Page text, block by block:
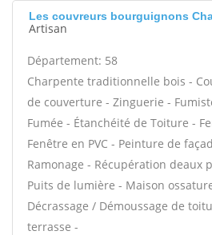
Les couvreurs bourguignons
Artisan
Département: 58
Charpente traditionnelle bois -
de couverture - Zinguerie -
Fumée - Étanchéité de Toiture -
Fenêtre en PVC - Peinture de
Ramonage - Récupération deaux
Puits de lumière - Maison
Décrassage / Démoussage de
terrasse -